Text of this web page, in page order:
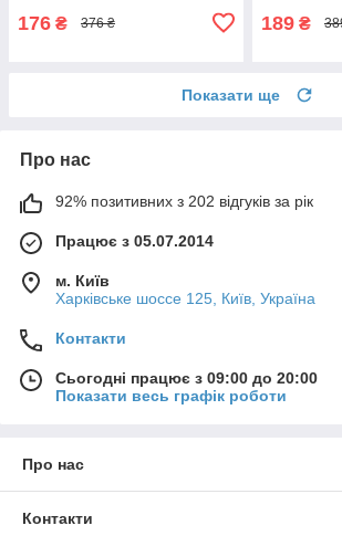
176 ₴ 376 ₴ 189 ₴
Показати ще
Про нас
92% позитивних з 202 відгуків за рік
Працює з 05.07.2014
м. Київ
Харківське шоссе 125, Київ, Україна
Контакти
Сьогодні працює з 09:00 до 20:00
Показати весь графік роботи
Про нас
Контакти